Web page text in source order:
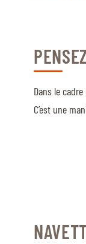
Dans le
C’est une